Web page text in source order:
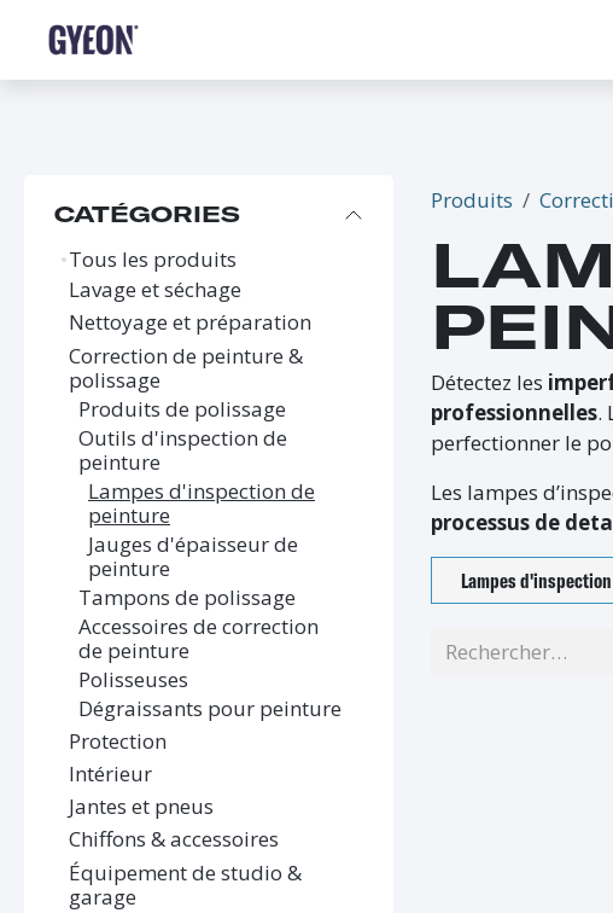
CATÉGORIES
Tous les produits
Lavage et séchage
Nettoyage et préparation
Correction de peinture &
polissage
Produits de polissage
Outils d'inspection de
peinture
Lampes d'inspection de
peinture
Jauges d'épaisseur de
peinture
Tampons de polissage
Accessoires de correction
de peinture
Polisseuses
Dégraissants pour peinture
Protection
Intérieur
Jantes et pneus
Chiffons & accessoires
Équipement de studio &
garage
Produits
Détectez les
professionnelles.
perfectionner le
Les lampes
processus de
Lampes